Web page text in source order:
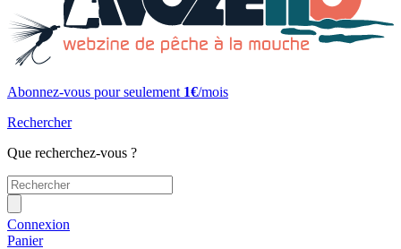
Abonnez-vous pour seulement 1€/mois
Rechercher
Que recherchez-vous ?
Connexion
Panier